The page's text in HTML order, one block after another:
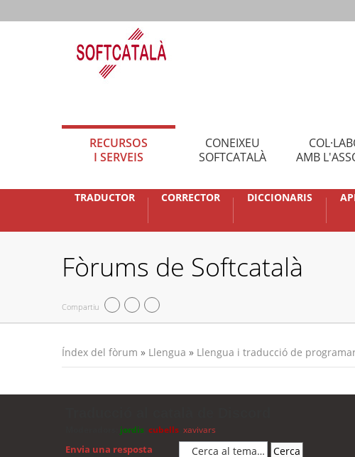
RECURSOS
I SERVEIS
CONEIXEU
SOFTCATALÀ
AMB
TRADUCTOR CORRECTOR DICCIONARIS
Fòrums de Softcatalà
Compartiu
Índex del fòrum » Llengua » Llengua i traducció de
jordis cubells xavivars
Envia una resposta